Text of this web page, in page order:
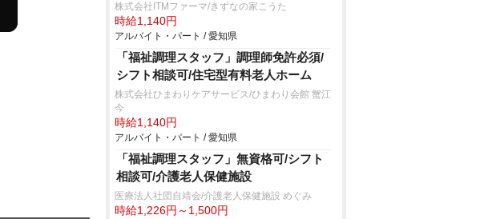
株式会社ITMファーマ/きずなの家こうた
時給1,140円
アルバイト・パート / 愛知県
「福祉調理スタッフ」調理師免許必須/
シフト相談可/住宅型有料老人ホーム
株式会社ひまわりケアサービス/ひまわり会館 蟹江
今
時給1,140円
アルバイト・パート / 愛知県
「福祉調理スタッフ」無資格可/シフト
相談可/介護老人保健施設
医療法人社団自靖会/介護老人保健施設 めぐみ
時給1,226円～1,500円